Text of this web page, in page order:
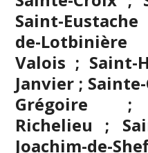
Saint-Eustache
de-Lotbinière
Valois ; Saint-
Janvier ;
Grégoire
Richelieu ;
Joachim-de-